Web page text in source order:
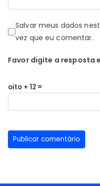
Salvar meus dados
vez que eu comentar.
Favor digite a resposta
oito + 12 =